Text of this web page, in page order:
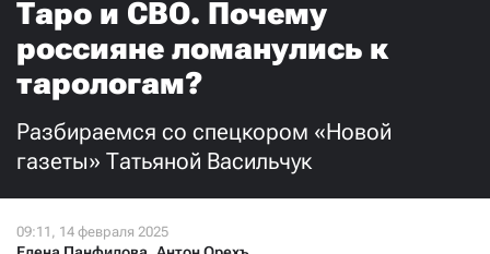
Таро и СВО. Почему
россияне ломанулись к
тарологам?
Разбираемся со спецкором «Новой
газеты» Татьяной Васильчук